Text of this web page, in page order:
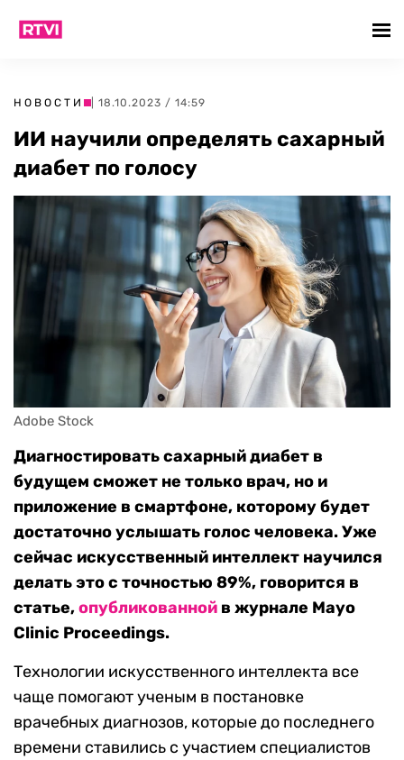
НОВОСТИ | 18.10.2023 / 14:59
ИИ научили определять сахарный
диабет по голосу
Adobe Stock
Диагностировать сахарный диабет в
будущем сможет не только врач, но и
приложение в смартфоне, которому будет
достаточно услышать голос человека. Уже
сейчас искусственный интеллект научился
делать это с точностью 89%, говорится в
статье,опубликованной в журнале Mayo
Clinic Proceedings.
Технологии искусственного интеллекта все
чаще помогают ученым в постановке
врачебных диагнозов, которые до последнего
времени ставились с участием специалистов